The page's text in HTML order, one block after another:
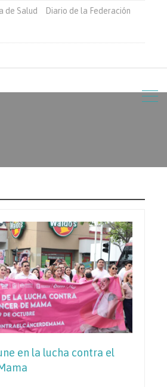
de Salud Diario de la Federación
en la lucha contra el